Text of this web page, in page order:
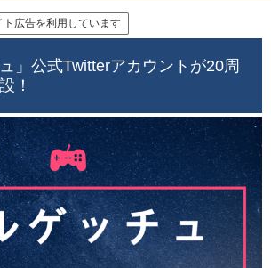
広告を利用しています
」公式Twitterアカウントが20周
！